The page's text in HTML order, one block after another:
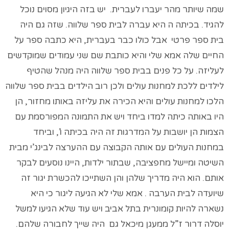
שמה שיותר מהר יעברו לעברית. יש בזה היגיון מסוים נוכל
להגיד. בכיתה ה היא עברה לבית ספר שלווה. שזה גם היה
בית ספר פרטי אבל כולו כבר בעברית, היא כתבה ספר על
החיים שלה אמא שלי והיא כותבת שם שני עמודים שמוקדשים
לעליזה. על כל פנים בבית ספר שלווה היה מנהל שהטיף
לילדים ללכת למחנות עולים ולכן רוב הילדים בבית ספר שלווה
הלכו למחנות עולים והיא הכירה את עליזה באותו מחזור, הן
היו באותה כיתה למדו ביחד ויש את התמונה המפורסמת עם
הצמות הן יושבות על המדרגות זה היה בכיתה ו’, וביחד
במחנות העולים עם אותה הקבוצה עם ההערצה לבינג’י מבית
השיטה ומיישל מחפציבה, שבתור ילדות, היינו נוסעים לבקר
אותם. הוא היה מדריך שלהן והן השתייכו להכשרת יגור זה
שיועדה לבית הערבה . אמא שלי לא הגיעה ליגור כי היא
נשארה להיות קומונרית בתל אביב ויש עוד שלא הגיעו למשל
יוסלה דרור ז”ל ממעגן מיכאל גם היה שייך לחבורה שלהם.